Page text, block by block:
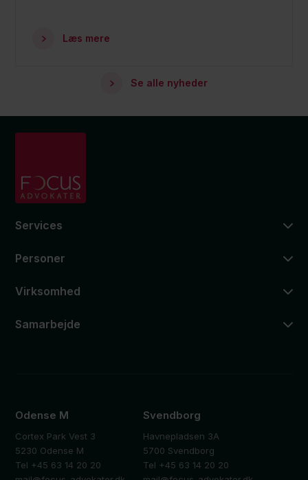
Læs mere
Se alle nyheder
Services
Personer
Virksomhed
Samarbejde
Odense M
Cortex Park Vest 3
5230 Odense M
Tel +45 63 14 20 20
Svendborg
Havnepladsen 3A
5700 Svendborg
Tel +45 63 14 20 20